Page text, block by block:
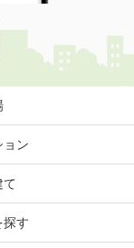
ョン
て
探す